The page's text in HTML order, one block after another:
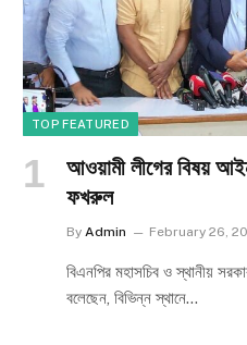
TOP FEATURED
আওয়ামী লীগের বিষয়
ফখরুল
By Admin February 26,
বিএনপির মহাসচিব ও স্থানীয়
বলেছেন, বিভিন্ন স্থানে…